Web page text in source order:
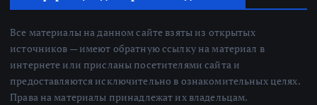
Все материалы на данном сайте взяты из открытых
источников — имеют обратную ссылку на материал в
интернете или присланы посетителями сайта и
предоставляются исключительно в ознакомительных целях.
Права на материалы принадлежат их владельцам.